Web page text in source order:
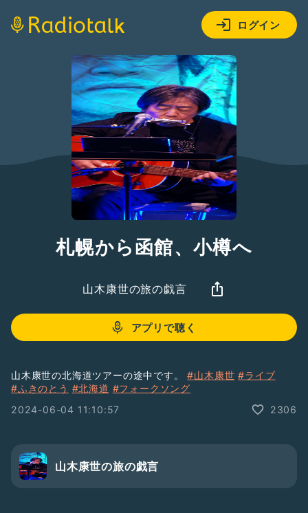
ログイン
札幌から函館、小樽へ
山木康世の旅の戯言
アプリで聴く
山木康世の北海道ツアーの途中です。#山木康世 #ライブ
#ふきのとう #北海道 #フォークソング
2024-06-04 11:10:57
2306
山木康世の旅の戯言